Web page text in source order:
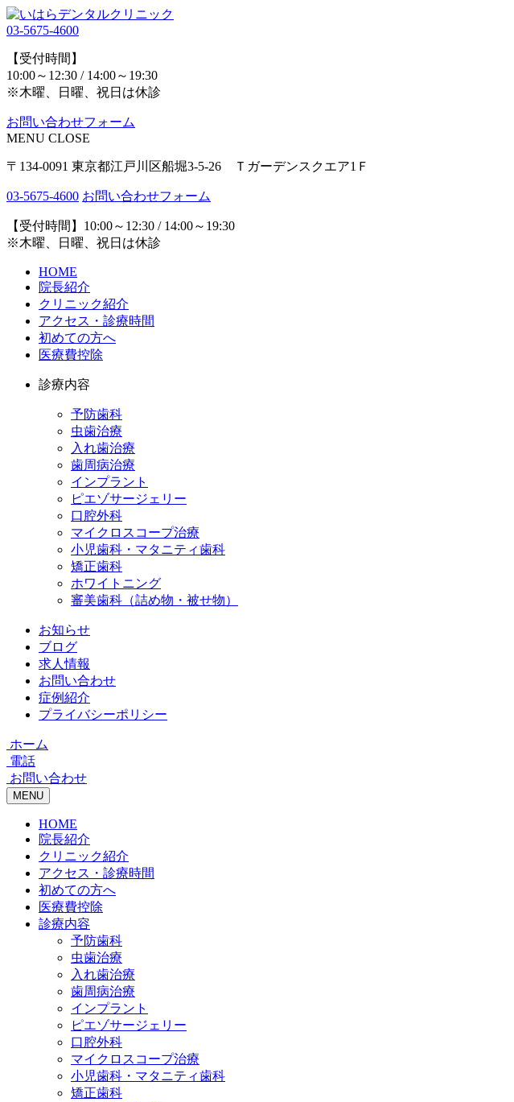
03-5675-4600
【受付時間】
10:00～12:30 / 14:00～19:30
※木曜、日曜、祝日は休診
お問い合わせフォーム
MENU CLOSE
〒134-0091 東京都江戸川区船堀3-5-26 Ｔガーデンスクエア1Ｆ
03-5675-4600 お問い合わせフォーム
【受付時間】10:00～12:30 / 14:00～19:30
※木曜、日曜、祝日は休診
HOME
院長紹介
クリニック紹介
アクセス・診療時間
初めての方へ
医療費控除
診療内容
予防歯科
虫歯治療
入れ歯治療
歯周病治療
インプラント
ピエゾサージェリー
口腔外科
マイクロスコープ治療
小児歯科・マタニティ歯科
矯正歯科
ホワイトニング
審美歯科（詰め物・被せ物）
お知らせ
ブログ
求人情報
お問い合わせ
症例紹介
プライバシーポリシー
ホーム
電話
お問い合わせ
MENU
HOME
院長紹介
クリニック紹介
アクセス・診療時間
初めての方へ
医療費控除
診療内容
予防歯科
虫歯治療
入れ歯治療
歯周病治療
インプラント
ピエゾサージェリー
口腔外科
マイクロスコープ治療
小児歯科・マタニティ歯科
矯正歯科